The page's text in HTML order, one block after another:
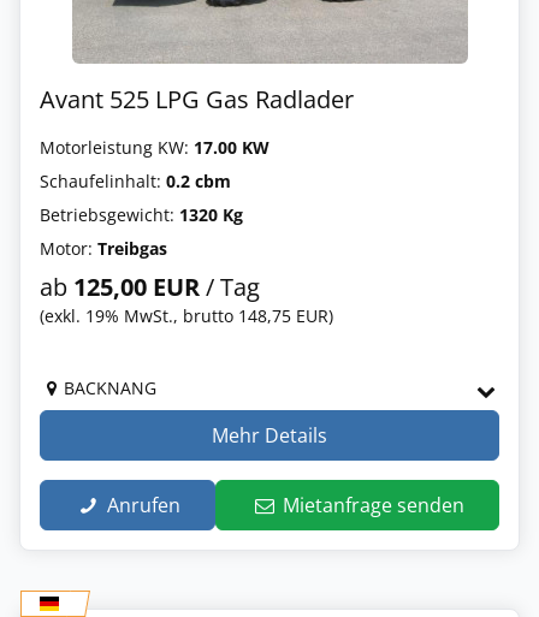
Avant 525 LPG Gas Radlader
Motorleistung KW: 17.00 KW
Schaufelinhalt: 0.2 cbm
Betriebsgewicht: 1320 Kg
Motor: Treibgas
ab 125,00 EUR/ Tag
(exkl. 19% MwSt., brutto 148,75 EUR)
BACKNANG
Mehr Details
Anrufen Mietanfrage senden